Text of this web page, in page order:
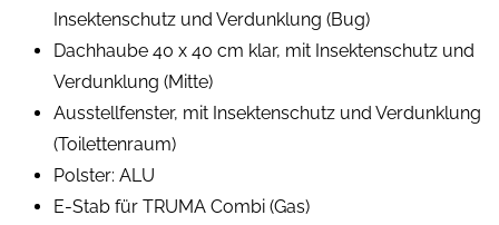
Insektenschutz und Verdunklung (Bug)
Dachhaube 40 x 40 cm klar, mit Insektenschutz und
Verdunklung (Mitte)
Ausstellfenster, mit Insektenschutz und Verdunklung
(Toilettenraum)
Polster: ALU
E-Stab für TRUMA Combi (Gas)